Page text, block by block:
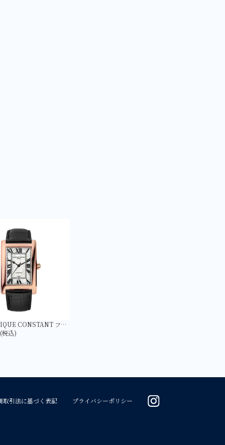
【FREDERIQUE CONSTANT フレデリック・コンスタント】FC-303MPW4C4 クラシック カレ オートマチック 日本限定
込)
取引法に基づく表記 プライバシーポリシー